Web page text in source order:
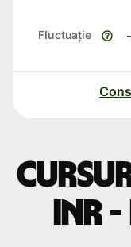
Fluctuație
INR